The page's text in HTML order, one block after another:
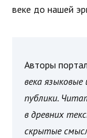
веке до нашей
Авторы
века
публики.
в древних
скрытые